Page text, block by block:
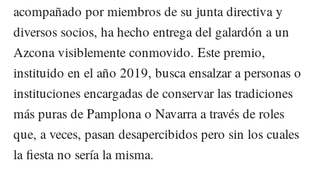
acompañado por miembros de su junta directiva y
diversos socios, ha hecho entrega del galardón a un
Azcona visiblemente conmovido. Este premio,
instituido en el año 2019, busca ensalzar a personas o
instituciones encargadas de conservar las tradiciones
más puras de Pamplona o Navarra a través de roles
que, a veces, pasan desapercibidos pero sin los cuales
la fiesta no sería la misma.